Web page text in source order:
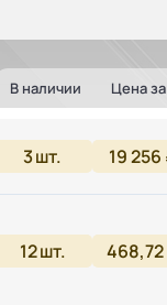
В наличии Цена
3шт. 19 256
12шт.